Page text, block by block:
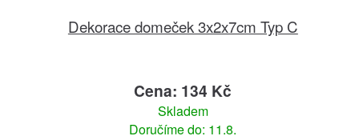
Dekorace domeček 3x2x7cm Typ C
Cena: 134 Kč
Skladem
Doručíme do: 11.8.